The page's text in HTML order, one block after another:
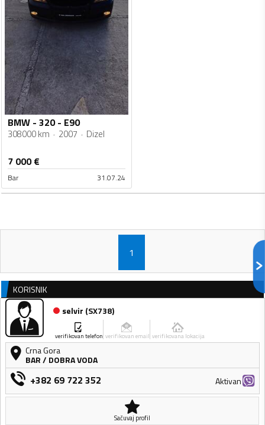
BMW - 320 - E90
308000 km 2007 Dizel
7 000€
Bar 31.07.24
1
KORISNIK
selvir (SX738)
verifikovan telefon verifikovan email verifikovana lokacija
Crna Gora
BAR/ DOBRA VODA
+382 69 722 352 Aktivan
Sačuvaj profil